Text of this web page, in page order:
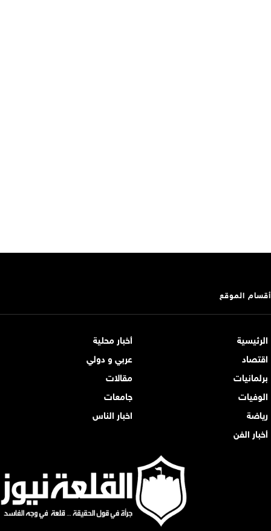
أقسام الموقع
الرئيسية
أخبار محلية
اقتصاد
عربي و دولي
برلمانيات
مقالات
الوفيات
جامعات
رياضة
اخبار الناس
أخبار الفن